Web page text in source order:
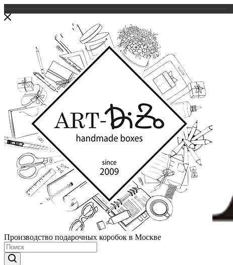
Производство подарочных коробок в Москве